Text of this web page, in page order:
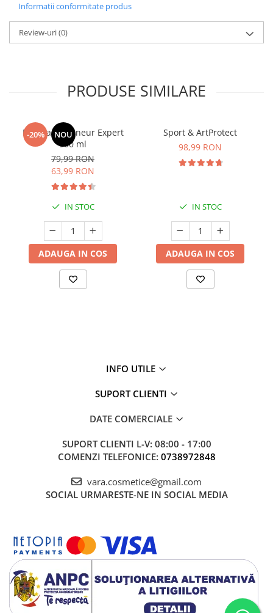
Informatii conformitate produs
Review-uri(0)
PRODUSE SIMILARE
-20% NOU
Manhaē Draineur Expert
500 ml
79,99 RON
63,99 RON
IN STOC
ADAUGA IN COS
Sport & ArtProtect
98,99 RON
IN STOC
ADAUGA IN COS
INFO UTILE
SUPORT CLIENTI
DATE COMERCIALE
SUPORT CLIENTI L-V: 08:00 - 17:00
COMENZI TELEFONICE: 0738972848
vara.cosmetice@gmail.com
SOCIAL URMARESTE-NE IN SOCIAL MEDIA